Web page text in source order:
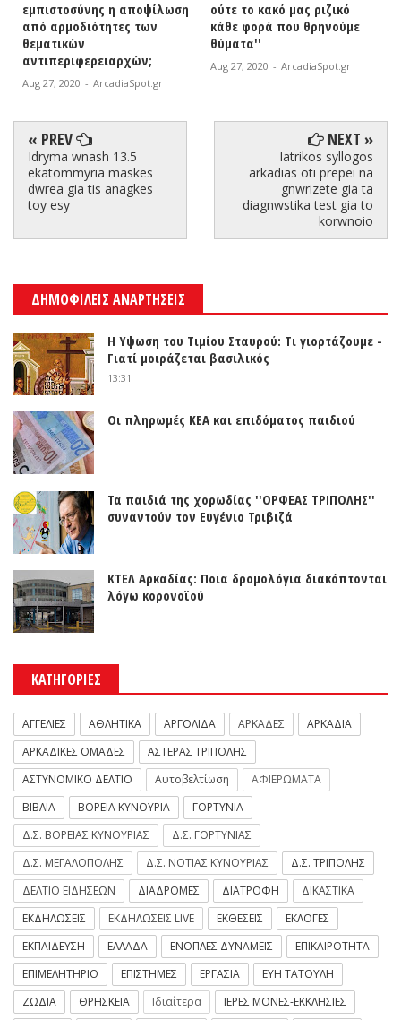
ούτε το κακό μας ριζικό
κάθε φορά που θρηνούμε
θύματα''
Aug 27, 2020 - ArcadiaSpot.gr
''Οι δημότες πληρώνουν
ένα κάρο φόρους και
δικαιούνται ελεύθερη
στάθμευση''
« PREV
Idryma wnash 13.5
ekatommyria maskes
dwrea gia tis anagkes
toy esy
NEXT »
Iatrikos syllogos
arkadias oti prepei na
gnwrizete gia ta
diagnwstika test gia to
korwnoio
ΔΗΜΟΦΙΛΕΙΣ ΑΝΑΡΤΗΣΕΙΣ
Η Υψωση του Τιμίου Σταυρού: Τι γιορτάζουμε -
Γιατί μοιράζεται βασιλικός
13:31
Οι πληρωμές ΚΕΑ και επιδόματος παιδιού
Τα παιδιά της χορωδίας ''ΟΡΦΕΑΣ ΤΡΙΠΟΛΗΣ''
συναντούν τον Ευγένιο Τριβιζά
ΚΤΕΛ Αρκαδίας: Ποια δρομολόγια διακόπτονται
λόγω κορονοϊού
ΚΑΤΗΓΟΡΙΕΣ
ΑΓΓΕΛΙΕΣ ΑΘΛΗΤΙΚΑ ΑΡΓΟΛΙΔΑ ΑΡΚΑΔΕΣ
ΑΡΚΑΔΙΑ
ΑΡΚΑΔΙΚΕΣ ΟΜΑΔΕΣ
ΑΣΤΕΡΑΣ ΤΡΙΠΟΛΗΣ
ΑΣΤΥΝΟΜΙΚΟ ΔΕΛΤΙΟ
Αυτοβελτίωση
ΑΦΙΕΡΩΜΑΤΑ
ΒΙΒΛΙΑ
ΒΟΡΕΙΑ ΚΥΝΟΥΡΙΑ
ΓΟΡΤΥΝΙΑ
Δ.Σ. ΒΟΡΕΙΑΣ ΚΥΝΟΥΡΙΑΣ
Δ.Σ. ΓΟΡΤΥΝΙΑΣ
Δ.Σ. ΜΕΓΑΛΟΠΟΛΗΣ
Δ.Σ. ΝΟΤΙΑΣ ΚΥΝΟΥΡΙΑΣ
Δ.Σ. ΤΡΙΠΟΛΗΣ
ΔΕΛΤΙΟ ΕΙΔΗΣΕΩΝ
ΔΙΑΔΡΟΜΕΣ ΔΙΑΤΡΟΦΗ
ΔΙΚΑΣΤΙΚΑ
ΕΚΔΗΛΩΣΕΙΣ
ΕΚΔΗΛΩΣΕΙΣ LIVE ΕΚΘΕΣΕΙΣ
ΕΚΛΟΓΕΣ
ΕΚΠΑΙΔΕΥΣΗ
ΕΛΛΑΔΑ ΕΝΟΠΛΕΣ ΔΥΝΑΜΕΙΣ
ΕΠΙΚΑΙΡΟΤΗΤΑ
ΕΠΙΜΕΛΗΤΗΡΙΟ
ΕΠΙΣΤΗΜΕΣ ΕΡΓΑΣΙΑ
ΕΥΗ ΤΑΤΟΥΛΗ
ΖΩΔΙΑ
ΘΡΗΣΚΕΙΑ Ιδιαίτερα
ΙΕΡΕΣ ΜΟΝΕΣ-ΕΚΚΛΗΣΙΕΣ